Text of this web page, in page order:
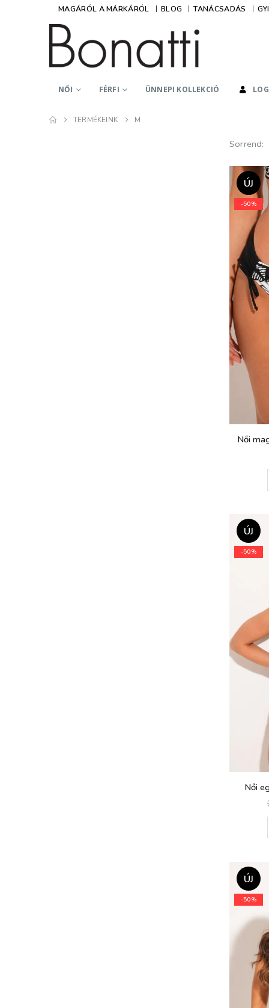
MAGÁRÓL A MÁRKÁRÓL BLOG TANÁCSADÁS
NŐI FÉRFI ÜNNEPI KOLLEKCIÓ
TERMÉKEINK M
Sorrend:
ÚJ
-50%
Női
ÚJ
-50%
Női
ÚJ
-50%